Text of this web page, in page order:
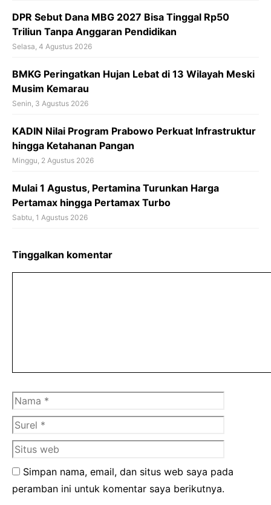
DPR Sebut Dana MBG 2027 Bisa Tinggal Rp50
Triliun Tanpa Anggaran Pendidikan
Selasa, 4 Agustus 2026
BMKG Peringatkan Hujan Lebat di 13 Wilayah Meski
Musim Kemarau
Senin, 3 Agustus 2026
KADIN Nilai Program Prabowo Perkuat Infrastruktur
hingga Ketahanan Pangan
Minggu, 2 Agustus 2026
Mulai 1 Agustus, Pertamina Turunkan Harga
Pertamax hingga Pertamax Turbo
Sabtu, 1 Agustus 2026
Tinggalkan komentar
Nama
web
Simpan nama, email, dan situs web saya pada
peramban ini untuk komentar saya berikutnya.